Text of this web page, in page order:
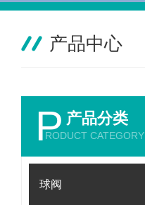
产品中心
P 产品分类
RODUCT CATEGORY
球阀